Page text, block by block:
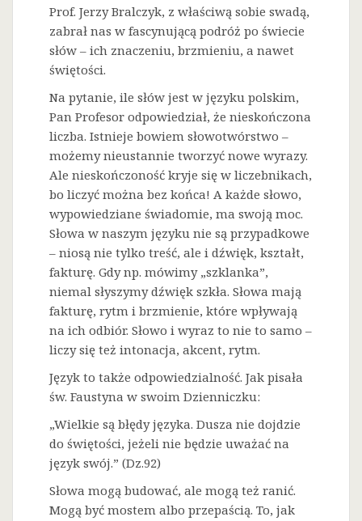
Prof. Jerzy Bralczyk, z właściwą sobie swadą,
zabrał nas w fascynującą podróż po świecie
słów – ich znaczeniu, brzmieniu, a nawet
świętości.
Na pytanie, ile słów jest w języku polskim,
Pan Profesor odpowiedział, że nieskończona
liczba. Istnieje bowiem słowotwórstwo –
możemy nieustannie tworzyć nowe wyrazy.
Ale nieskończoność kryje się w liczebnikach,
bo liczyć można bez końca! A każde słowo,
wypowiedziane świadomie, ma swoją moc.
Słowa w naszym języku nie są przypadkowe
– niosą nie tylko treść, ale i dźwięk, kształt,
fakturę. Gdy np. mówimy „szklanka”,
niemal słyszymy dźwięk szkła. Słowa mają
fakturę, rytm i brzmienie, które wpływają
na ich odbiór. Słowo i wyraz to nie to samo –
liczy się też intonacja, akcent, rytm.
Język to także odpowiedzialność. Jak pisała
św. Faustyna w swoim Dzienniczku:
„Wielkie są błędy języka. Dusza nie dojdzie
do świętości, jeżeli nie będzie uważać na
język swój.” (Dz.92)
Słowa mogą budować, ale mogą też ranić.
Mogą być mostem albo przepaścią. To, jak